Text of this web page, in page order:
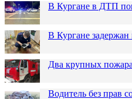
В Кургане в ДТП
В Кургане
Два крупных
Водитель без прав